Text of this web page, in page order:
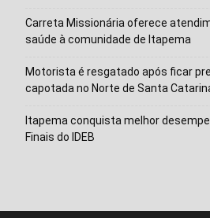
Carreta Missionária oferece
saúde à comunidade de Itapema
Motorista é resgatado após ficar
capotada no Norte de Santa
Itapema conquista melhor
Finais do IDEB